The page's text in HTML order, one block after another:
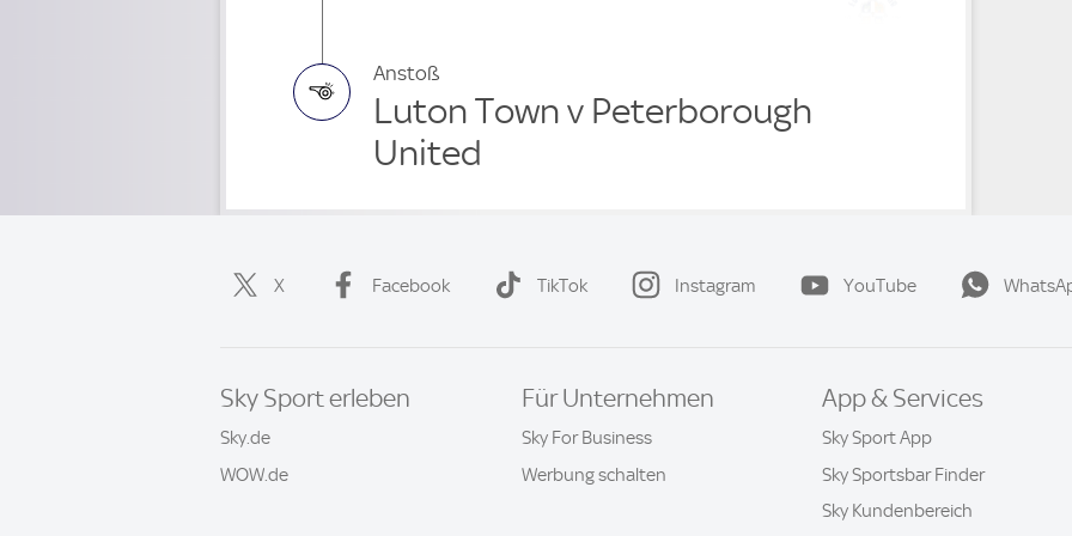
Anstoß
Luton Town v Peterborough
United
X Facebook TikTok Instagram YouTube
Sky Sport erleben
Sky.de
WOW.de
Für Unternehmen
Sky For Business
Werbung schalten
App & Services
Sky Sport App
Sky Sportsbar Finder
Sky Kundenbereich